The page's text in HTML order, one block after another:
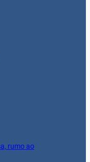
rumo ao